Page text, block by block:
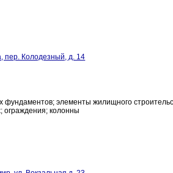
пер. Колодезный, д. 14
фундаментов; элементы жилищного
ограждения; колонны